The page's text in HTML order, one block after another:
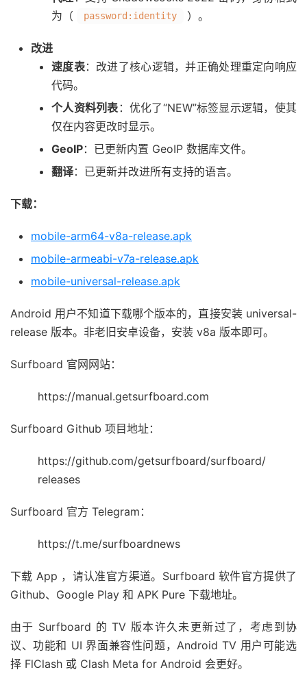
为（
password:identity ）。
改进
速度表：改进了核心逻辑，并正确处理重定向响应
代码。
个人资料列表：优化了“NEW”标签显示逻辑，使其
仅在内容更改时显示。
GeoIP：已更新内置 GeoIP 数据库文件。
翻译：已更新并改进所有支持的语言。
下载：
mobile-arm64-v8a-release.apk
mobile-armeabi-v7a-release.apk
mobile-universal-release.apk
Android 用户不知道下载哪个版本的，直接安装 universal-
release 版本。非老旧安卓设备，安装 v8a 版本即可。
Surfboard 官网网站：
https://manual.getsurfboard.com
Surfboard Github 项目地址：
https://github.com/getsurfboard/surfboard/
releases
Surfboard 官方 Telegram：
https://t.me/surfboardnews
下载 App ，请认准官方渠道。Surfboard 软件官方提供了
Github、Google Play 和 APK Pure 下载地址。
由于 Surfboard 的 TV 版本许久未更新过了，考虑到协
议、功能和 UI 界面兼容性问题，Android TV 用户可能选
择 FlClash 或 Clash Meta for Android 会更好。